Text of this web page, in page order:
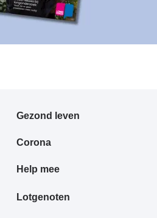
Gezond leven
Corona
Help mee
Lotgenoten